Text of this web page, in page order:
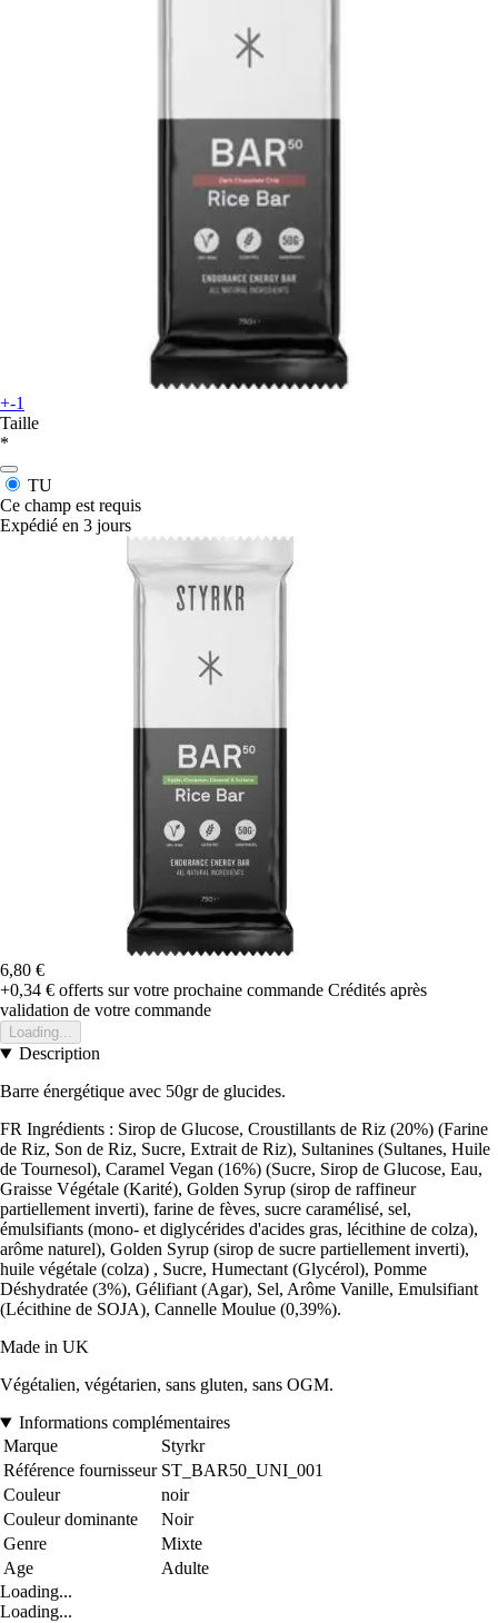
+-1
Taille
*
TU
Ce champ est requis
Expédié en 3 jours
6,80 €
+0,34 € offerts sur votre prochaine commande Crédités après
validation de votre commande
Loading...
Description
Barre énergétique avec 50gr de glucides.
FR Ingrédients : Sirop de Glucose, Croustillants de Riz (20%) (Farine
de Riz, Son de Riz, Sucre, Extrait de Riz), Sultanines (Sultanes, Huile
de Tournesol), Caramel Vegan (16%) (Sucre, Sirop de Glucose, Eau,
Graisse Végétale (Karité), Golden Syrup (sirop de raffineur
partiellement inverti), farine de fèves, sucre caramélisé, sel,
émulsifiants (mono- et diglycérides d'acides gras, lécithine de colza),
arôme naturel), Golden Syrup (sirop de sucre partiellement inverti),
huile végétale (colza) , Sucre, Humectant (Glycérol), Pomme
Déshydratée (3%), Gélifiant (Agar), Sel, Arôme Vanille, Emulsifiant
(Lécithine de SOJA), Cannelle Moulue (0,39%).
Made in UK
Végétalien, végétarien, sans gluten, sans OGM.
Informations complémentaires
Marque
Styrkr
Référence fournisseur ST_BAR50_UNI_001
Couleur
noir
Couleur dominante
Noir
Genre
Mixte
Age
Adulte
Loading...
Loading...